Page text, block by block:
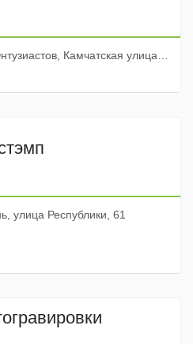
Камчатская улица, 194
улица Республики, 61